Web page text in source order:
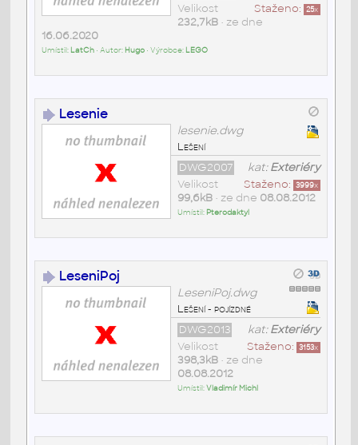
Staženo: 25x
Velikost
232,7kB• ze dne
16.06.2020
Umístil: LatCh• Autor: Hugo• Výrobce: LEGO
Lesenie
lesenie.dwg
Lešení
kat:Exteriéry
DWG2007
Staženo: 3999x
Velikost
99,6kB• ze dne 08.08.2012
Umístil: Pterodaktyl
LeseniPoj
LeseniPoj.dwg
Lešení - pojízdné
kat:Exteriéry
DWG2013
Staženo: 3153x
Velikost
398,3kB• ze dne
08.08.2012
Umístil:Vladimír Michl